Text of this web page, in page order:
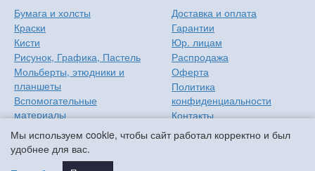
Мы используем cookie, чтобы сайт работал корректно и был
удобнее для вас.
Бумага и холсты
Краски
Кисти
Рисунок, Графика, Пастель
Мольберты, этюдники и
планшеты
Вспомогательные
материалы
Хобби
Детям
Мастер-классы
Доставка и оплата
Гарантии
Юр. лицам
Распродажа
Оферта
Политика
конфиденциальности
Контакты
О компании